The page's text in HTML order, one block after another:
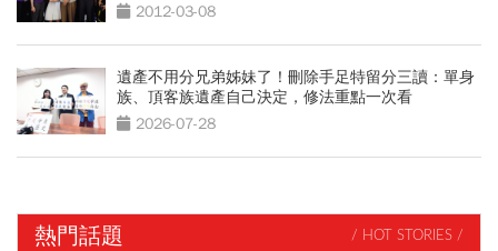
2012-03-08
遺產不用分兄弟姊妹了！刪除手足特留分三讀：單身
族、頂客族遺產自己決定，修法重點一次看
2026-07-28
熱門話題 / HOT STORIES /